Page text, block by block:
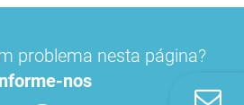
problema nesta página?
nos